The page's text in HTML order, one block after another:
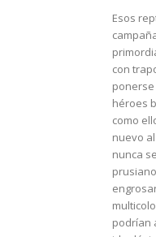
Esos
con
héroes
como
nuevo
nunca
podrían